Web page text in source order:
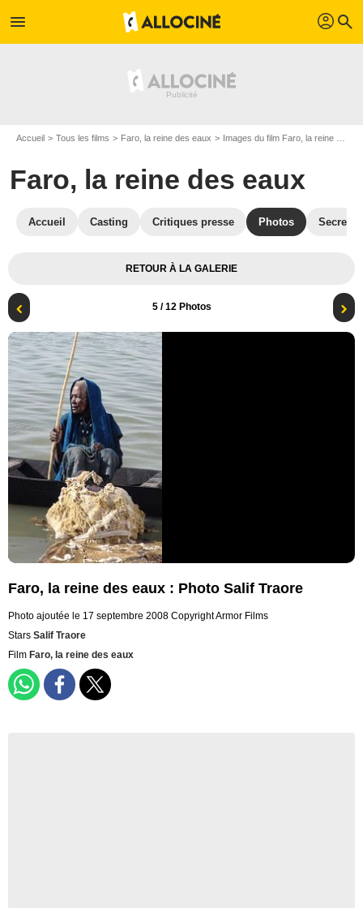
menu profil search
Accueil Tous les films Faro, la reine des eaux Images du film Faro, la reine des eaux
Faro, la reine des eaux
Accueil Casting Critiques presse Photos Secrets
RETOUR À LA GALERIE
5/ 12 Photos
Faro, la reine des eaux : Photo Salif Traore
Photo ajoutée le 17 septembre 2008 Copyright Armor Films
Stars Salif Traore
Film Faro, la reine des eaux